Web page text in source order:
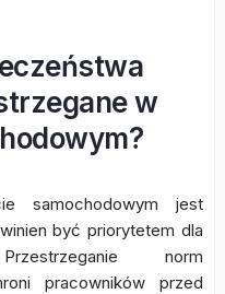
w
samochodowym jest
być priorytetem dla
norm
pracowników przed